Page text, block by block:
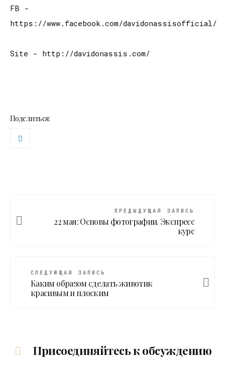
FB -
https://www.facebook.com/davidonassisofficial/
Site - http://davidonassis.com/
Поделиться:
ПРЕДЫДУЩАЯ ЗАПИСЬ
22 мая: Основы фотографии. Экспресс
курс
СЛЕДУЮЩАЯ ЗАПИСЬ
Каким образом сделать животик
красивым и плоским
Присоединяйтесь к обсуждению